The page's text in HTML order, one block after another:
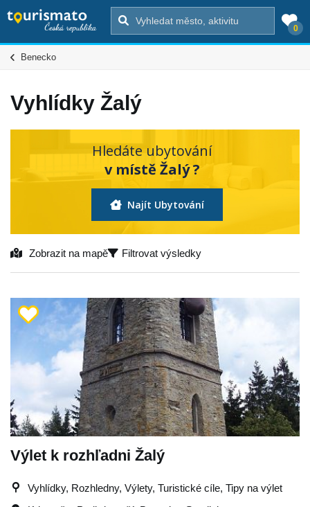
0
Benecko
Vyhlídky Žalý
Hledáte ubytování
v místě Žalý ?
Najít Ubytování
Zobrazit na mapě Filtrovat výsledky
Výlet k rozhľadni Žalý
Vyhlídky, Rozhledny, Výlety, Turistické cíle, Tipy na výlet